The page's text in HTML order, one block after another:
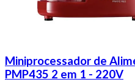
Miniprocessador de
PMP435 2 em 1 - 220V